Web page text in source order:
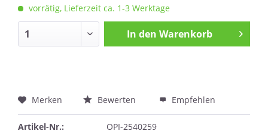
vorrätig, Lieferzeit ca. 1-3 Werktage
In den Warenkorb
Merken Bewerten Empfehlen
Artikel-Nr.:
OPI-2540259